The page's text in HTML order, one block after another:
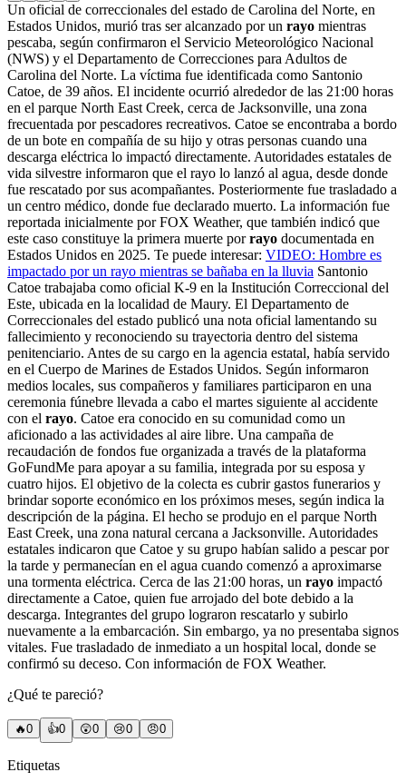
Un oficial de correccionales del estado de Carolina del Norte, en
Estados Unidos, murió tras ser alcanzado por un rayo mientras
pescaba, según confirmaron el Servicio Meteorológico Nacional
(NWS) y el Departamento de Correcciones para Adultos de
Carolina del Norte. La víctima fue identificada como Santonio
Catoe, de 39 años. El incidente ocurrió alrededor de las 21:00 horas
en el parque North East Creek, cerca de Jacksonville, una zona
frecuentada por pescadores recreativos. Catoe se encontraba a bordo
de un bote en compañía de su hijo y otras personas cuando una
descarga eléctrica lo impactó directamente. Autoridades estatales de
vida silvestre informaron que el rayo lo lanzó al agua, desde donde
fue rescatado por sus acompañantes. Posteriormente fue trasladado a
un centro médico, donde fue declarado muerto. La información fue
reportada inicialmente por FOX Weather, que también indicó que
este caso constituye la primera muerte porrayo documentada en
Estados Unidos en 2025. Te puede interesar: VIDEO: Hombre es
impactado por un rayo mientras se bañaba en la lluvia Santonio
Catoe trabajaba como oficial K-9 en la Institución Correccional del
Este, ubicada en la localidad de Maury. El Departamento de
Correccionales del estado publicó una nota oficial lamentando su
fallecimiento y reconociendo su trayectoria dentro del sistema
penitenciario. Antes de su cargo en la agencia estatal, había servido
en el Cuerpo de Marines de Estados Unidos. Según informaron
medios locales, sus compañeros y familiares participaron en una
ceremonia fúnebre llevada a cabo el martes siguiente al accidente
con el rayo. Catoe era conocido en su comunidad como un
aficionado a las actividades al aire libre. Una campaña de
recaudación de fondos fue organizada a través de la plataforma
GoFundMe para apoyar a su familia, integrada por su esposa y
cuatro hijos. El objetivo de la colecta es cubrir gastos funerarios y
brindar soporte económico en los próximos meses, según indica la
descripción de la página. El hecho se produjo en el parque North
East Creek, una zona natural cercana a Jacksonville. Autoridades
estatales indicaron que Catoe y su grupo habían salido a pescar por
la tarde y permanecían en el agua cuando comenzó a aproximarse
una tormenta eléctrica. Cerca de las 21:00 horas, un rayo impactó
directamente a Catoe, quien fue arrojado del bote debido a la
descarga. Integrantes del grupo lograron rescatarlo y subirlo
nuevamente a la embarcación. Sin embargo, ya no presentaba signos
vitales. Fue trasladado de inmediato a un hospital local, donde se
confirmó su deceso. Con información de FOX Weather.
¿Qué te pareció?
🔥0 👍0 😲0 😢0 😠0
Etiquetas